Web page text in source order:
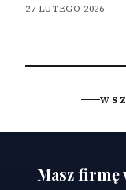
27 LUTEGO 2026
Masz firmę